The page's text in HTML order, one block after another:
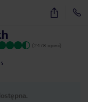
30
(2478 opinii)